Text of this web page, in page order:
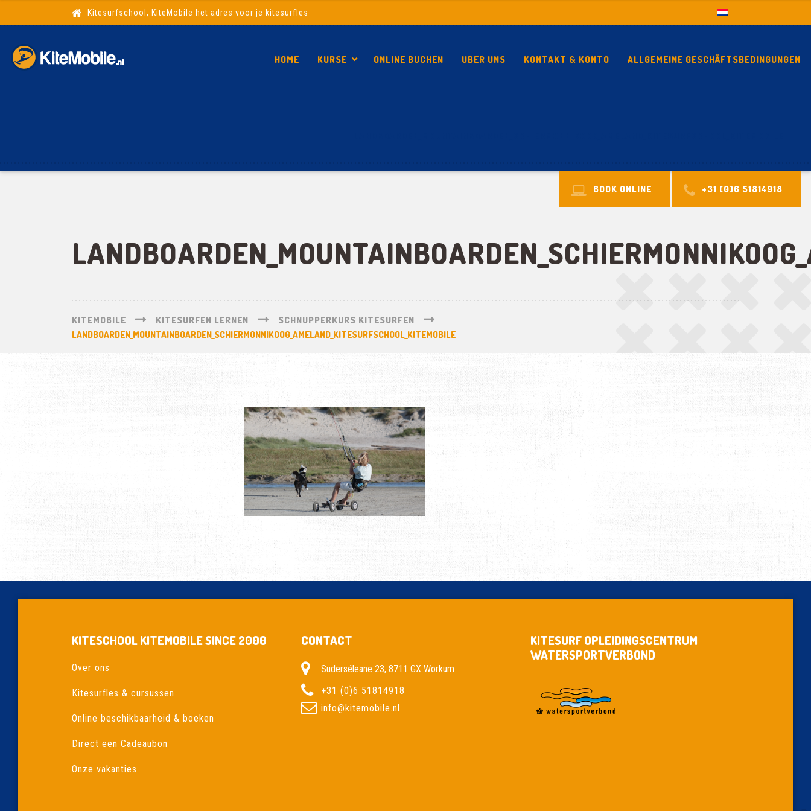
Kitesurfschool, KiteMobile het adres voor je kitesurfles
HOME KURSE ONLINE BUCHEN UBER UNS KONTAKT & KONTO ALLGEMEINE GESCHÄFTSBEDINGUNGEN
BOOK ONLINE +31 (0)6 51814918
KITEMOBILE KITESURFEN LERNEN
SCHNUPPERKURS KITESURFEN
LANDBOARDEN_MOUNTAINBOARDEN_SCHIERMONNIKOOG_AMELAND_KITESURFSCHOOL_KITEMOBILE
KITESCHOOL KITEMOBILE SINCE 2000
Over ons
Kitesurfles & cursussen
Online beschikbaarheid & boeken
Direct een Cadeaubon
Onze vakanties
CONTACT
Suderséleane 23, 8711 GX Workum
+31 (0)6 51814918
info@kitemobile.nl
KITESURF OPLEIDINGSCENTRUM
WATERSPORTVERBOND